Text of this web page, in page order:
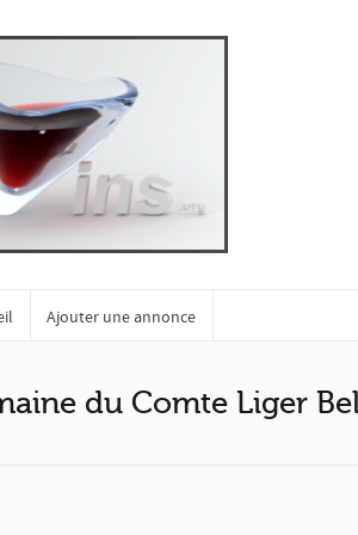
Ajouter une annonce
du Comte Liger